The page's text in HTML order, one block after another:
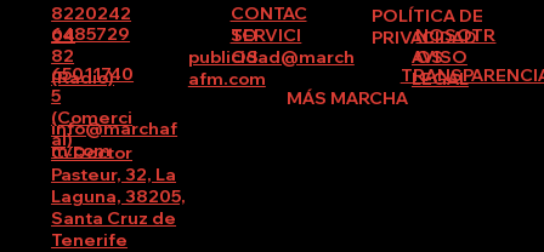
AVISO
LEGAL
publicidad@march
afm.com
MÁS MARCHA
8220242
04
6485729
82
(Radio)
CONTAC
TO
POLÍTICA DE
PRIVACIDAD
SERVICI
OS
info@marchaf
m.com
65011740
5
(Comerci
al)
C/Doctor
Pasteur, 32, La
Laguna, 38205,
Santa Cruz de
Tenerife
NOSOTR
OS